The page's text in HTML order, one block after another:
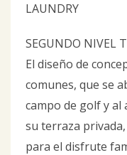
LAUNDRY
SEGUNDO NIVEL
El diseño de
comunes, que se
campo de golf y al
su terraza
para el disfrute